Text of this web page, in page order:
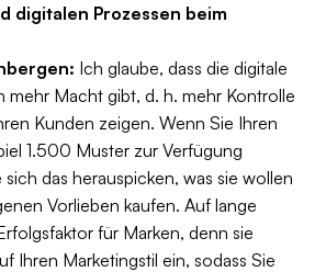
digitalen Prozessen beim
Ich glaube, dass die digitale
mehr Macht gibt, d. h. mehr Kontrolle
Kunden zeigen. Wenn Sie Ihren
1.500 Muster zur Verfügung
das herauspicken, was sie wollen
Vorlieben kaufen. Auf lange
für Marken, denn sie
Ihren Marketingstil ein, sodass Sie